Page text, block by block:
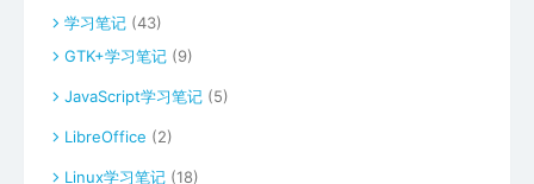
学习笔记 (43)
GTK+学习笔记 (9)
JavaScript学习笔记 (5)
LibreOffice (2)
Linux学习笔记 (18)